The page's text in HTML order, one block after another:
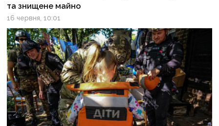
та знищене майно
16 червня, 10:01